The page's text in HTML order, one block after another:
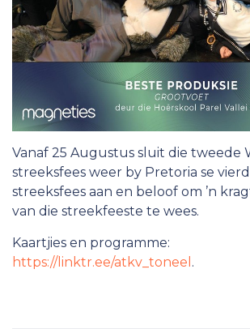
Vanaf 25 Augustus sluit die tweede
streeksfees weer by Pretoria se
streeksfees aan en beloof om ’n
van die streekfeeste te wees.
Kaartjies en programme:
https://linktr.ee/atkv_toneel .